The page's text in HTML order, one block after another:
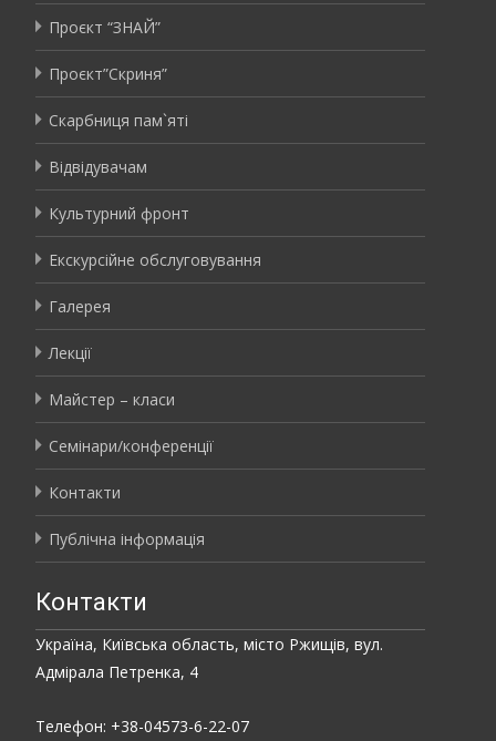
Проєкт “ЗНАЙ”
Проєкт”Скриня”
Скарбниця пам`яті
Відвідувачам
Культурний фронт
Екскурсійне обслуговування
Галерея
Лекції
Майстер – класи
Семінари/конференції
Контакти
Публічна інформація
Контакти
Україна, Київська область, місто Ржищів, вул.
Адмірала Петренка, 4
Телефон: +38-04573-6-22-07